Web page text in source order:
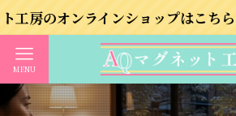
インショップはこちら
MENU